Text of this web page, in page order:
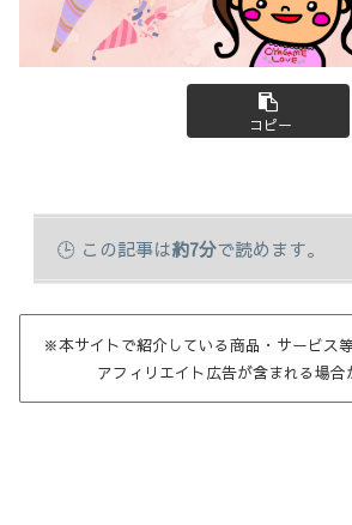
コピー
この記事は約7分で読めます。
※本サイトで紹介している商品・サービス等
アフィリエイト広告が含まれる場